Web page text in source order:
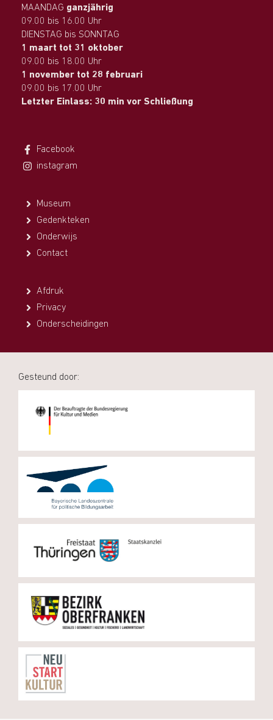
MAANDAG ganzjährig
09.00 bis 16.00 Uhr
DIENSTAG bis SONNTAG
1 maart tot 31 oktober
09.00 bis 18.00 Uhr
1 november tot 28 februari
09.00 bis 17.00 Uhr
Letzter Einlass: 30 min vor Schließung
Facebook
instagram
Museum
Gedenkteken
Onderwijs
Contact
Afdruk
Privacy
Onderscheidingen
Gesteund door: